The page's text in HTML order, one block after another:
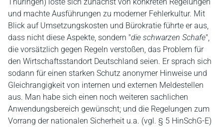
und machte Ausführungen zu moderner Fehlerkultur. Mit
Blick auf Umsetzungskosten und Bürokratie führte er aus,
dass nicht diese Aspekte, sondern "die schwarzen Schafe",
die vorsätzlich gegen Regeln verstoßen, das Problem für
den Wirtschaftsstandort Deutschland seien. Er sprach sich
sodann für einen starken Schutz anonymer Hinweise und
Gleichrangigkeit von internen und externen Meldestellen
aus. Man habe sich einen noch weiteren sachlichen
Anwendungsbereich gewünscht; und die Regelungen zum
Vorrang der nationalen Sicherheit u.a. (vgl. § 5 HinSchG-E)